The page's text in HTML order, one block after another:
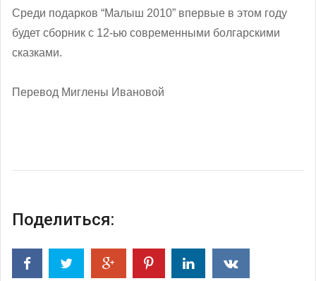
Среди подарков “Малыш 2010” впервые в этом году
будет сборник с 12-ью современными болгарскими
сказками.
Перевод Миглены Ивановой
Поделиться: